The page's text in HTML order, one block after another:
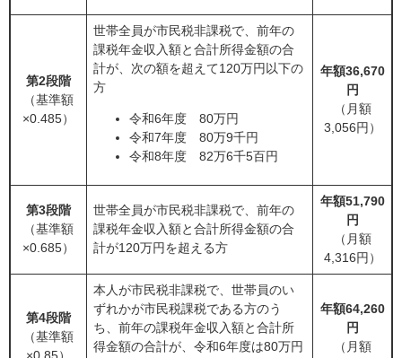
第2段階
（基準額
×0.485）
世帯全員が市民税非課税で、前年の
課税年金収入額と合計所得金額の合
計が、次の額を超えて120万円以下の
方
令和6年度 80万円
令和7年度 80万9千円
令和8年度 82万6千5百円
年額36,670
円
（月額
3,056円）
第3段階
（基準額
×0.685）
世帯全員が市民税非課税で、前年の
課税年金収入額と合計所得金額の合
計が120万円を超える方
年額51,790
円
（月額
4,316円）
第4段階
（基準額
×0.85）
本人が市民税非課税で、世帯員のい
ずれかが市民税課税である方のう
ち、前年の課税年金収入額と合計所
得金額の合計が、令和6年度は80万円
年額64,260
円
（月額